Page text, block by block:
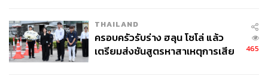
คำค้นหายอดฮิตของลูกค้า และควรใส่คำค้นหาที่
อธิบายคุณสมบัติของสินค้าให้ชัดเจน และสื่อถึง
ประโยชน์ของสินค้า
THAILAND
ครอบครัวรับร่าง ฮลุน โซโล่ แล้ว
เตรียมส่งชันสูตรหาสาเหตุการเสีย
465